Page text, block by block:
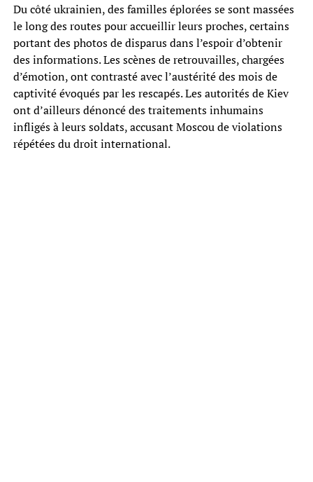
Du côté ukrainien, des familles éplorées se sont massées
le long des routes pour accueillir leurs proches, certains
portant des photos de disparus dans l’espoir d’obtenir
des informations. Les scènes de retrouvailles, chargées
d’émotion, ont contrasté avec l’austérité des mois de
captivité évoqués par les rescapés. Les autorités de Kiev
ont d’ailleurs dénoncé des traitements inhumains
infligés à leurs soldats, accusant Moscou de violations
répétées du droit international.